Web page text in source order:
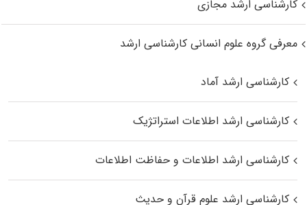
کارشناسی ارشد مجازی
معرفی گروه علوم انسانی کارشناسی ارشد
کارشناسی ارشد آماد
کارشناسی ارشد اطلاعات استراتژیک
کارشناسی ارشد اطلاعات و حفاظت اطلاعات
کارشناسی ارشد علوم قرآن و حدیث